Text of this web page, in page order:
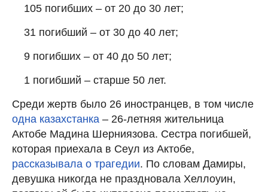
105 погибших – от 20 до 30 лет;
31 погибший – от 30 до 40 лет;
9 погибших – от 40 до 50 лет;
1 погибший – старше 50 лет.
Среди жертв было 26 иностранцев, в том числе
одна казахстанка – 26-летняя жительница
Актобе Мадина Шерниязова. Сестра погибшей,
которая приехала в Сеул из Актобе,
рассказывала о трагедии. По словам Дамиры,
девушка никогда не праздновала Хеллоуин,